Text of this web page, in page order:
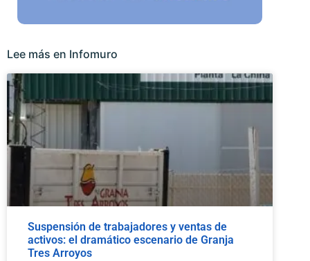
Lee más en Infomuro
Suspensión de trabajadores y ventas de
activos: el dramático escenario de Granja
Tres Arroyos